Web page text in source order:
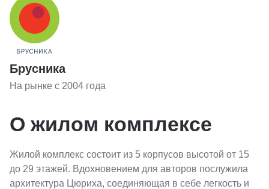
Брусника
На рынке с 2004 года
О жилом комплексе
Жилой комплекс состоит из 5 корпусов высотой от 15
до 29 этажей. Вдохновением для авторов послужила
архитектура Цюриха, соединяющая в себе легкость и